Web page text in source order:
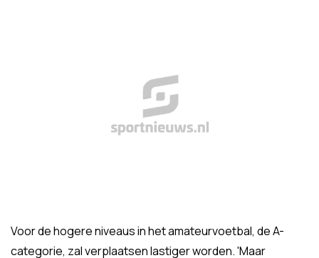
Voor de hogere niveaus in het amateurvoetbal, de A-
categorie, zal verplaatsen lastiger worden. 'Maar